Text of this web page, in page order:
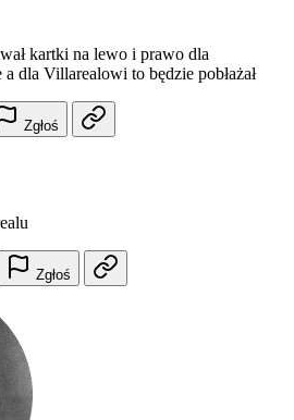
kartki na lewo i prawo dla
dla Villarealowi to będzie pobłażał
Zgłoś
Zgłoś